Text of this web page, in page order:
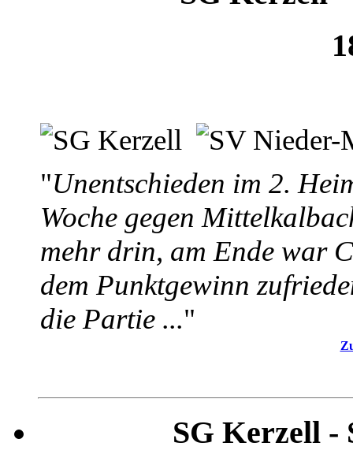
"Unentschieden im 2.
Woche gegen
mehr drin, am Ende war
dem Punktgewinn
die Partie ..."
SG Kerzell -